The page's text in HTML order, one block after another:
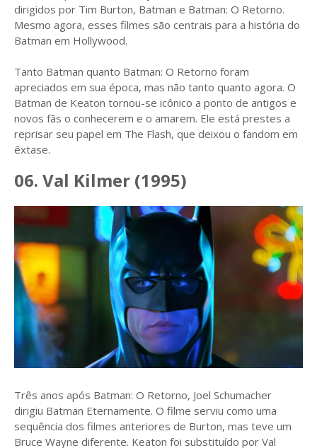
dirigidos por Tim Burton, Batman e Batman: O Retorno.
Mesmo agora, esses filmes são centrais para a história do
Batman em Hollywood.
Tanto Batman quanto Batman: O Retorno foram
apreciados em sua época, mas não tanto quanto agora. O
Batman de Keaton tornou-se icônico a ponto de antigos e
novos fãs o conhecerem e o amarem. Ele está prestes a
reprisar seu papel em The Flash, que deixou o fandom em
êxtase.
06. Val Kilmer (1995)
Três anos após Batman: O Retorno, Joel Schumacher
dirigiu Batman Eternamente. O filme serviu como uma
sequência dos filmes anteriores de Burton, mas teve um
Bruce Wayne diferente. Keaton foi substituído por Val